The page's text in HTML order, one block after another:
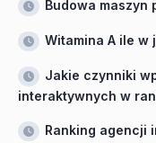
Budowa maszyn
Witamina A ile
Jakie czynniki
interaktywnych w
Ranking agencji